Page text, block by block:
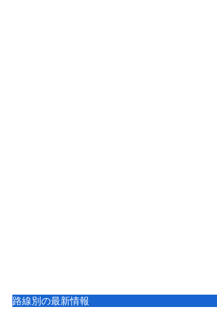
路線別の最新情報